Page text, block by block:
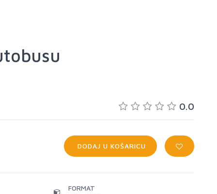
0.0
DODAJ U KOŠARICU
FORMAT